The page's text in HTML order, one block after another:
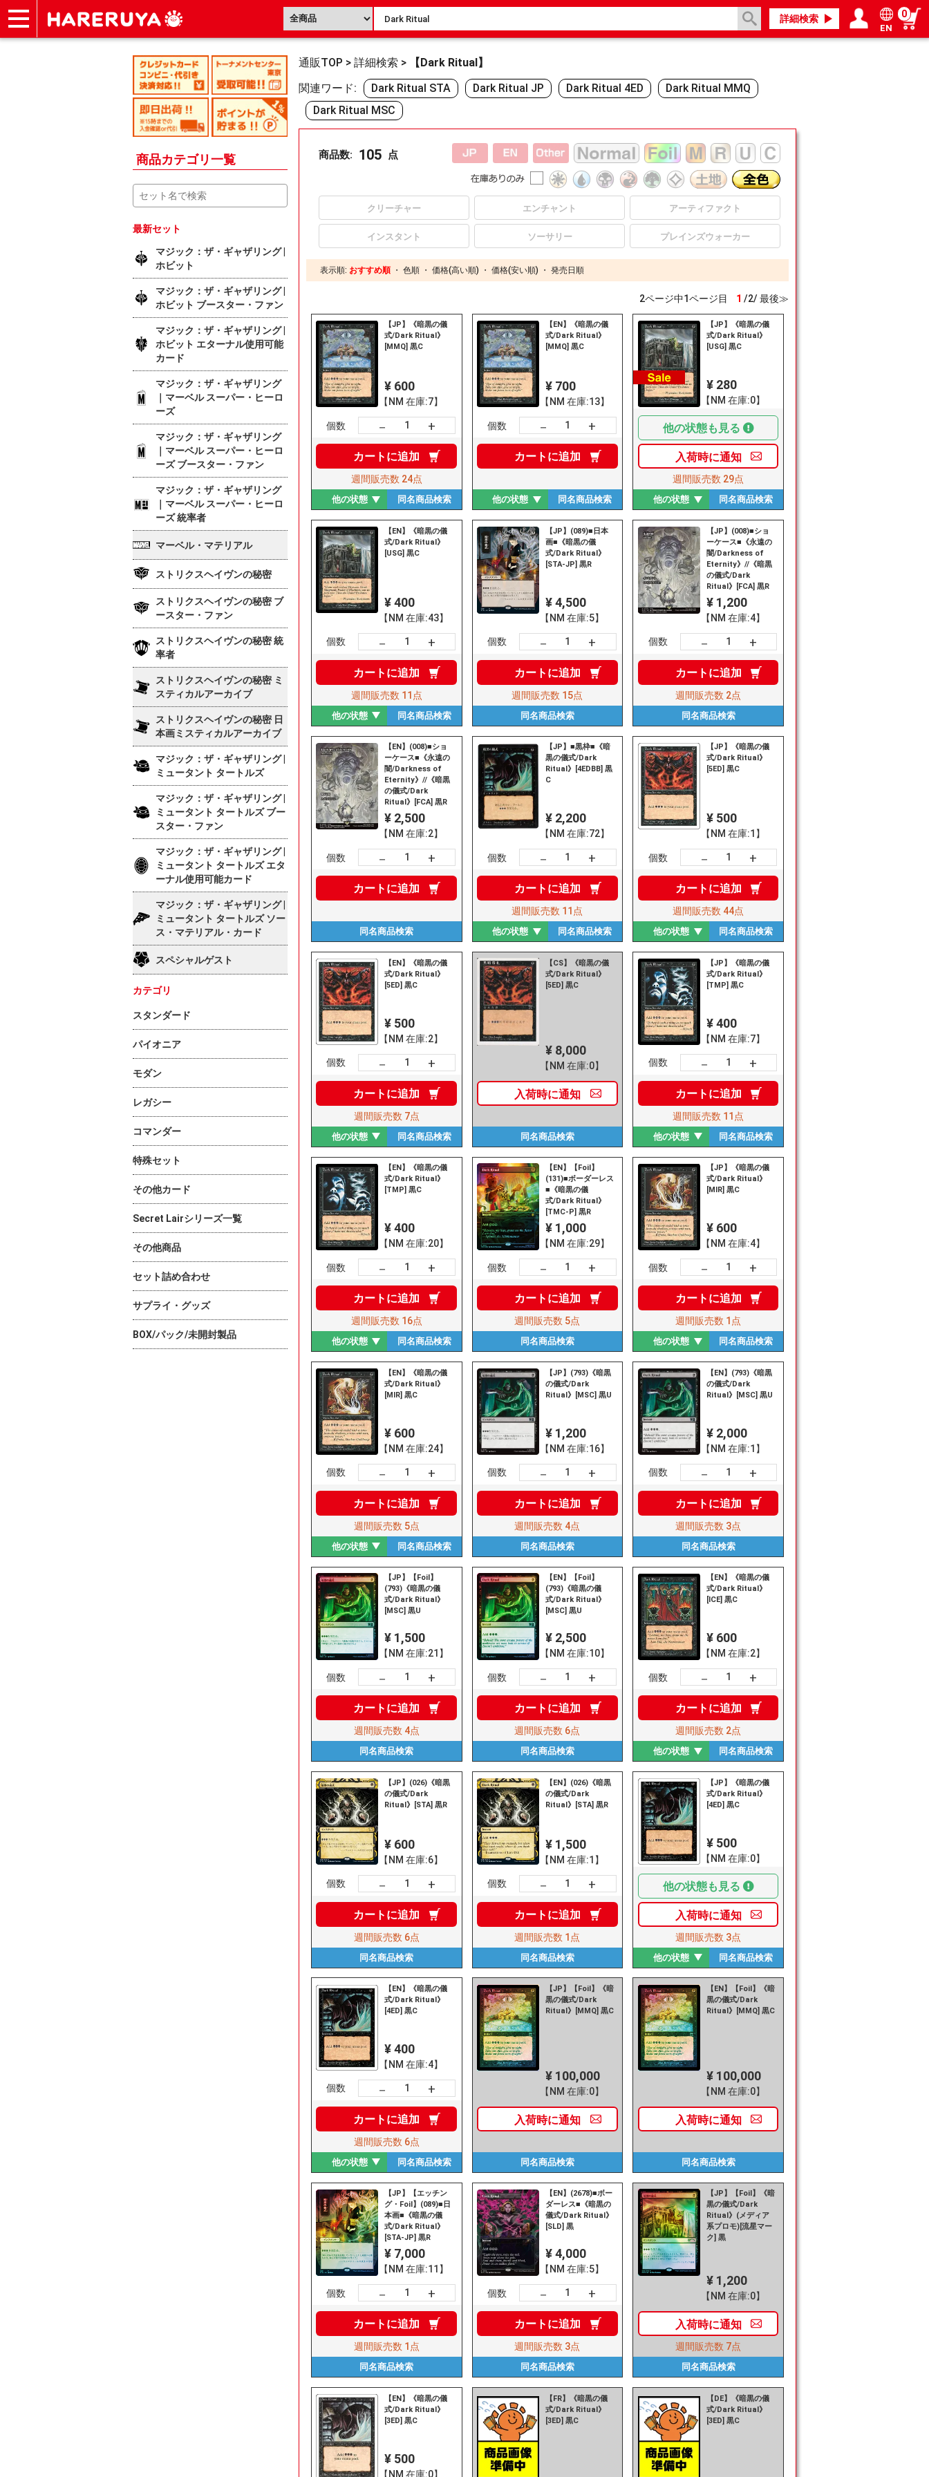
詳細検索
EN
0
商品カテゴリ一覧
通販TOP > 詳細検索 >
【Dark Ritual】
関連ワード:
Dark Ritual STA Dark Ritual JP Dark Ritual 4ED
Dark Ritual MMQ
Dark Ritual MSC
商品数: 105 点
クリーチャー エンチャント アーティファクト
インスタント ソーサリー プレインズウォーカー
表示順: おすすめ順 ・ 色順 ・ 価格(高い順) ・ 価格(安い順) ・ 発売日順
2ページ中1ページ目 1 /2/ 最後≫
【JP】《暗黒の儀
式/Dark Ritual》
[MMQ] 黒C
¥ 600
【NM 在庫:7】
個数 － +
カートに追加
週間販売数 24点
同名商品検索
他の状態
【EN】《暗黒の儀
式/Dark Ritual》
[MMQ] 黒C
¥ 700
【NM 在庫:13】
個数 － +
カートに追加
同名商品検索
他の状態
【JP】《暗黒の儀
式/Dark Ritual》
[USG] 黒C
¥ 280
【NM 在庫:0】
他の状態も見る
入荷時に通知
週間販売数 29点
同名商品検索
他の状態
【EN】《暗黒の儀
式/Dark Ritual》
[USG] 黒C
¥ 400
【NM 在庫:43】
個数 － +
カートに追加
週間販売数 11点
同名商品検索
他の状態
【JP】(089)■日本
画■《暗黒の儀
式/Dark Ritual》
[STA-JP] 黒R
¥ 4,500
【NM 在庫:5】
個数 － +
カートに追加
週間販売数 15点
同名商品検索
【JP】(008)■ショ
ーケース■《永遠の
闇/Darkness of
Eternity》//《暗黒
の儀式/Dark
Ritual》[FCA] 黒R
¥ 1,200
【NM 在庫:4】
個数 － +
カートに追加
週間販売数 2点
同名商品検索
【EN】(008)■ショ
ーケース■《永遠の
闇/Darkness of
Eternity》//《暗黒
の儀式/Dark
Ritual》[FCA] 黒R
¥ 2,500
【NM 在庫:2】
個数 － +
カートに追加
同名商品検索
【JP】■黒枠■《暗
黒の儀式/Dark
Ritual》[4EDBB] 黒
C
¥ 2,200
【NM 在庫:72】
個数 － +
カートに追加
週間販売数 11点
同名商品検索
他の状態
【JP】《暗黒の儀
式/Dark Ritual》
[5ED] 黒C
¥ 500
【NM 在庫:1】
個数 － +
カートに追加
週間販売数 44点
同名商品検索
他の状態
【EN】《暗黒の儀
式/Dark Ritual》
[5ED] 黒C
¥ 500
【NM 在庫:2】
個数 － +
カートに追加
週間販売数 7点
同名商品検索
他の状態
【CS】《暗黒の儀
式/Dark Ritual》
[5ED] 黒C
¥ 8,000
【NM 在庫:0】
入荷時に通知
同名商品検索
【JP】《暗黒の儀
式/Dark Ritual》
[TMP] 黒C
¥ 400
【NM 在庫:7】
個数 － +
カートに追加
週間販売数 11点
同名商品検索
他の状態
【EN】《暗黒の儀
式/Dark Ritual》
[TMP] 黒C
¥ 400
【NM 在庫:20】
個数 － +
カートに追加
週間販売数 16点
同名商品検索
他の状態
【EN】【Foil】
(131)■ボーダーレス
■《暗黒の儀
式/Dark Ritual》
[TMC-P] 黒R
¥ 1,000
【NM 在庫:29】
個数 － +
カートに追加
週間販売数 5点
同名商品検索
【JP】《暗黒の儀
式/Dark Ritual》
[MIR] 黒C
¥ 600
【NM 在庫:4】
個数 － +
カートに追加
週間販売数 1点
同名商品検索
他の状態
【EN】《暗黒の儀
式/Dark Ritual》
[MIR] 黒C
¥ 600
【NM 在庫:24】
個数 － +
カートに追加
週間販売数 5点
同名商品検索
他の状態
【JP】(793)《暗黒
の儀式/Dark
Ritual》[MSC] 黒U
¥ 1,200
【NM 在庫:16】
個数 － +
カートに追加
週間販売数 4点
同名商品検索
【EN】(793)《暗黒
の儀式/Dark
Ritual》[MSC] 黒U
¥ 2,000
【NM 在庫:1】
個数 － +
カートに追加
週間販売数 3点
同名商品検索
【JP】【Foil】
(793)《暗黒の儀
式/Dark Ritual》
[MSC] 黒U
¥ 1,500
【NM 在庫:21】
個数 － +
カートに追加
週間販売数 4点
同名商品検索
【EN】【Foil】
(793)《暗黒の儀
式/Dark Ritual》
[MSC] 黒U
¥ 2,500
【NM 在庫:10】
個数 － +
カートに追加
週間販売数 6点
同名商品検索
【EN】《暗黒の儀
式/Dark Ritual》
[ICE] 黒C
¥ 600
【NM 在庫:2】
個数 － +
カートに追加
週間販売数 2点
同名商品検索
他の状態
【JP】(026)《暗黒
の儀式/Dark
Ritual》[STA] 黒R
¥ 600
【NM 在庫:6】
個数 － +
カートに追加
週間販売数 6点
同名商品検索
【EN】(026)《暗黒
の儀式/Dark
Ritual》[STA] 黒R
¥ 1,500
【NM 在庫:1】
個数 － +
カートに追加
週間販売数 1点
同名商品検索
【JP】《暗黒の儀
式/Dark Ritual》
[4ED] 黒C
¥ 500
【NM 在庫:0】
他の状態も見る
入荷時に通知
週間販売数 3点
同名商品検索
他の状態
【EN】《暗黒の儀
式/Dark Ritual》
[4ED] 黒C
¥ 400
【NM 在庫:4】
個数 － +
カートに追加
週間販売数 6点
同名商品検索
他の状態
【JP】【Foil】《暗
黒の儀式/Dark
Ritual》[MMQ] 黒C
¥ 100,000
【NM 在庫:0】
入荷時に通知
同名商品検索
【EN】【Foil】《暗
黒の儀式/Dark
Ritual》[MMQ] 黒C
¥ 100,000
【NM 在庫:0】
入荷時に通知
同名商品検索
【JP】【エッチン
グ・Foil】(089)■日
本画■《暗黒の儀
式/Dark Ritual》
[STA-JP] 黒R
¥ 7,000
【NM 在庫:11】
個数 － +
カートに追加
週間販売数 1点
同名商品検索
【EN】(2678)■ボー
ダーレス■《暗黒の
儀式/Dark Ritual》
[SLD] 黒
¥ 4,000
【NM 在庫:5】
個数 － +
カートに追加
週間販売数 3点
同名商品検索
【JP】【Foil】《暗
黒の儀式/Dark
Ritual》(メディア
系プロモ)[流星マー
ク] 黒
¥ 1,200
【NM 在庫:0】
入荷時に通知
週間販売数 7点
同名商品検索
【EN】《暗黒の儀
式/Dark Ritual》
[3ED] 黒C
¥ 500
【NM 在庫:0】
【FR】《暗黒の儀
式/Dark Ritual》
[3ED] 黒C
【DE】《暗黒の儀
式/Dark Ritual》
[3ED] 黒C